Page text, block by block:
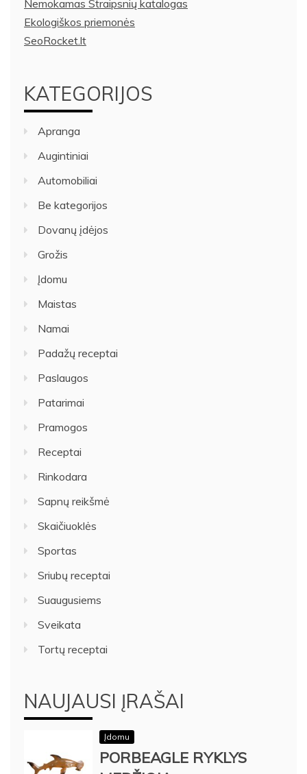
Nemokamas Straipsnių katalogas
Ekologiškos priemonės
SeoRocket.lt
KATEGORIJOS
Apranga
Augintiniai
Automobiliai
Be kategorijos
Dovanų įdėjos
Grožis
Įdomu
Maistas
Namai
Padažų receptai
Paslaugos
Patarimai
Pramogos
Receptai
Rinkodara
Sapnų reikšmė
Skaičiuoklės
Sportas
Sriubų receptai
Suaugusiems
Sveikata
Tortų receptai
NAUJAUSI ĮRAŠAI
Įdomu
PORBEAGLE RYKLYS